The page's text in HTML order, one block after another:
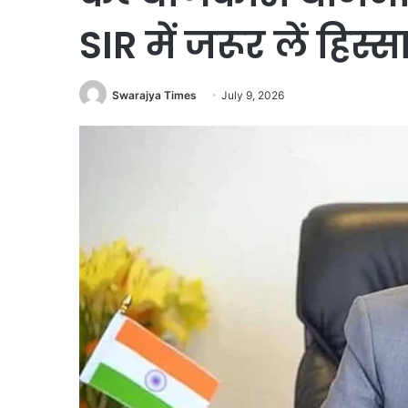
SIR में जरूर लें
Swarajya Times July 9, 2026